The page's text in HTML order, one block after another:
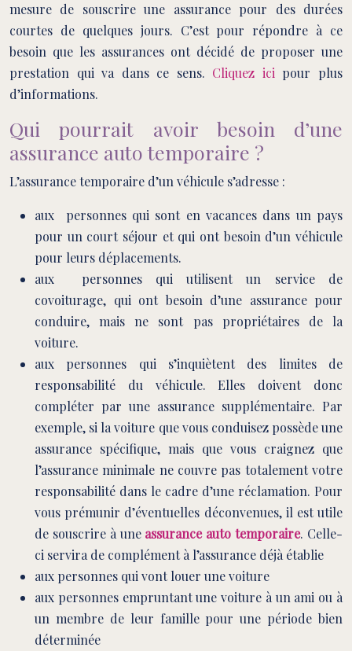
mesure de souscrire une assurance pour des durées
courtes de quelques jours. C’est pour répondre à ce
besoin que les assurances ont décidé de proposer une
prestation qui va dans ce sens. Cliquez ici pour plus
d’informations.
Qui pourrait avoir besoin d’une
assurance auto temporaire ?
L’assurance temporaire d’un véhicule s’adresse :
aux personnes qui sont en vacances dans un pays
pour un court séjour et qui ont besoin d’un véhicule
pour leurs déplacements.
aux personnes qui utilisent un service de
covoiturage, qui ont besoin d’une assurance pour
conduire, mais ne sont pas propriétaires de la
voiture.
aux personnes qui s’inquiètent des limites de
responsabilité du véhicule. Elles doivent donc
compléter par une assurance supplémentaire. Par
exemple, si la voiture que vous conduisez possède une
assurance spécifique, mais que vous craignez que
l’assurance minimale ne couvre pas totalement votre
responsabilité dans le cadre d’une réclamation. Pour
vous prémunir d’éventuelles déconvenues, il est utile
de souscrire à une assurance auto temporaire. Celle-
ci servira de complément à l’assurance déjà établie
aux personnes qui vont louer une voiture
aux personnes empruntant une voiture à un ami ou à
un membre de leur famille pour une période bien
déterminée